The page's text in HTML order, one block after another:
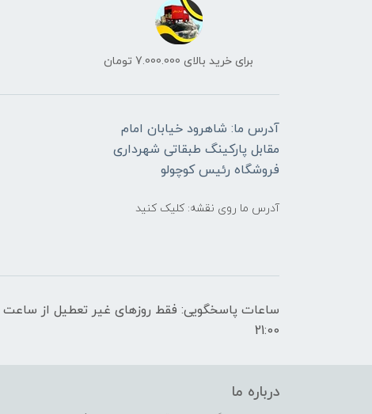
برای خرید بالای 7.000.000 تومان
آدرس ما: شاهرود خیابان امام
مقابل پارکینگ طبقاتی شهرداری
فروشگاه رئیس کوچولو
آدرس ما روی نقشه: کلیک کنید
21:00
درباره ما